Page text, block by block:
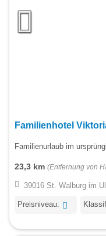
Familienhotel
Familienurlaub im
23,3 km (Entfernung von
39016 St. Walburg im
Preisniveau: